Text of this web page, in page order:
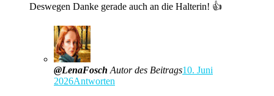
Deswegen Danke gerade auch an die Halterin! 👍
@LenaFosch Autor des Beitrags10. Juni
2026Antworten